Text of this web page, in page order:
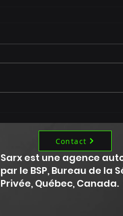
ennemis en affaires?
Contact
Sarx est une agence
par le BSP, Bureau de la
Privée, Québec, Canada.